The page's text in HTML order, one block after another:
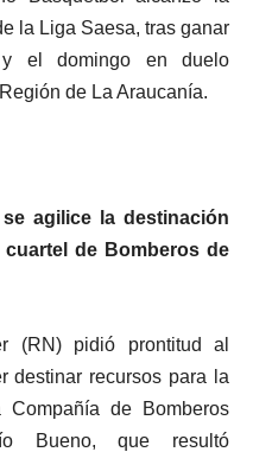
la Liga Saesa, tras ganar
el domingo en duelo
de La Araucanía.
agilice la destinación
de Bomberos de
(RN) pidió prontitud al
destinar recursos para la
de Bomberos
Bueno, que resultó